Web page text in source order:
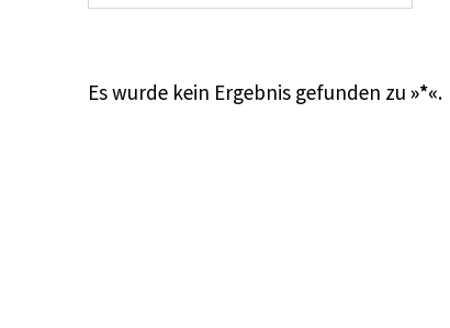
Es wurde kein Ergebnis gefunden zu»*«.